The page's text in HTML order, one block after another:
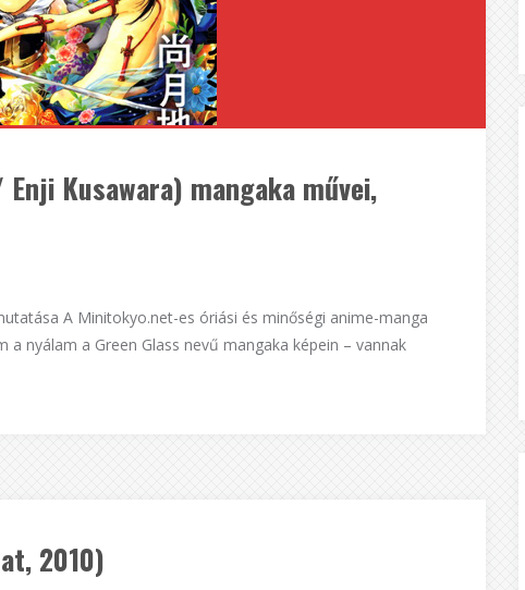
Kusawara) mangaka művei,
A Minitokyo.net-es óriási és minőségi anime-manga
nyálam a Green Glass nevű mangaka képein – vannak
2010)